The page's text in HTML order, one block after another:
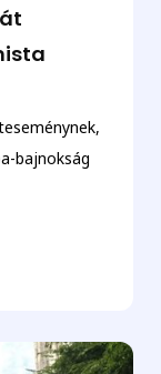
bajnokság